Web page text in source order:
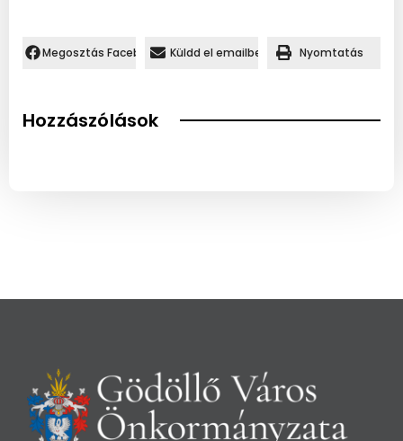
Megosztás Facebookon.Küldd el emailben Nyomtatás
Hozzászólások